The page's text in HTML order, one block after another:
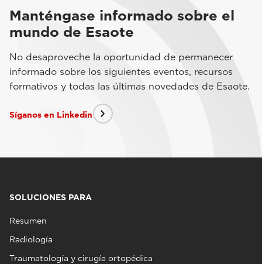
Manténgase informado sobre el
mundo de Esaote
No desaproveche la oportunidad de permanecer
informado sobre los siguientes eventos, recursos
formativos y todas las últimas novedades de Esaote.
Síganos en Linkedin
SOLUCIONES PARA
Resumen
Radiología
Traumatología y cirugía ortopédica